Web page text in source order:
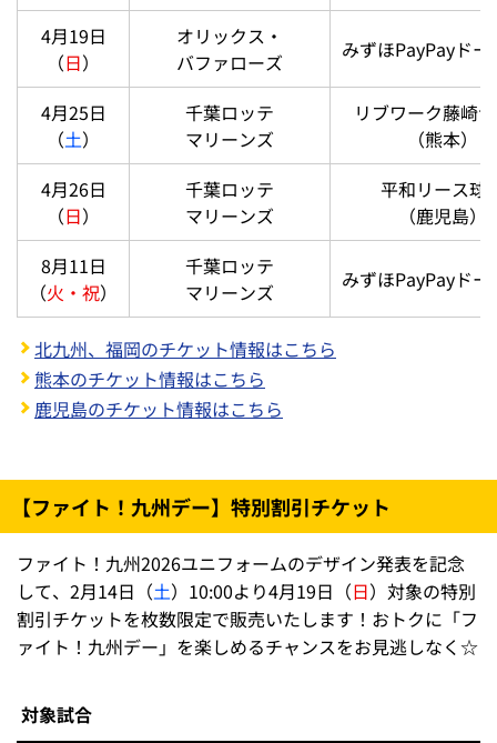
4月19日
（日）
オリックス・
バファローズ
みずほPayPayドー
4月25日
（土）
千葉ロッテ
マリーンズ
リブワーク藤崎
（熊本）
4月26日
（日）
千葉ロッテ
マリーンズ
平和リース球
（鹿児島）
8月11日
（火・祝）
千葉ロッテ
マリーンズ
みずほPayPayドー
北九州、福岡のチケット情報はこちら
熊本のチケット情報はこちら
鹿児島のチケット情報はこちら
【ファイト！九州デー】特別割引チケット
ファイト！九州2026ユニフォームのデザイン発表を記念
して、2月14日（土）10:00より4月19日（日）対象の特別
割引チケットを枚数限定で販売いたします！おトクに「フ
ァイト！九州デー」を楽しめるチャンスをお見逃しなく☆
対象試合